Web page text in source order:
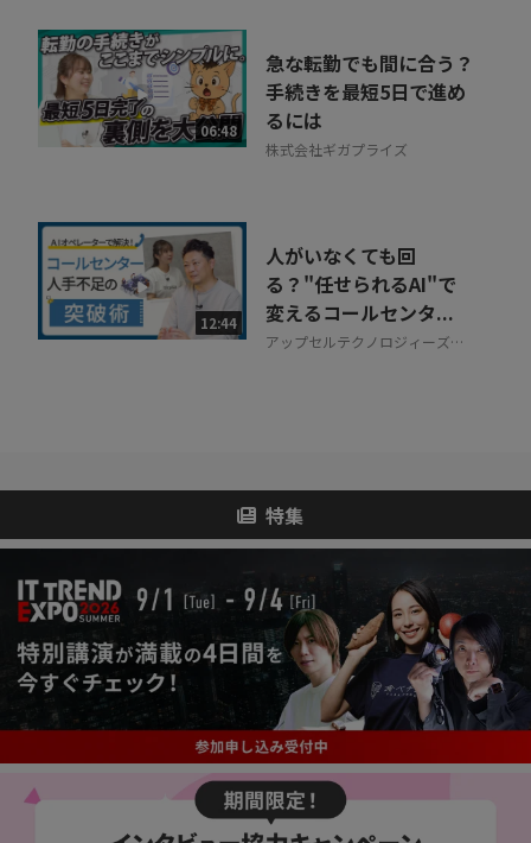
06:48
急な転勤でも間に合う？
手続きを最短5日で進め
るには
株式会社ギガプライズ
12:44
人がいなくても回
る？"任せられるAI"で
変えるコールセンタ...
アップセルテクノロジィーズ株
特集